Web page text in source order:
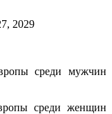
2029
среди мужчин
среди женщин